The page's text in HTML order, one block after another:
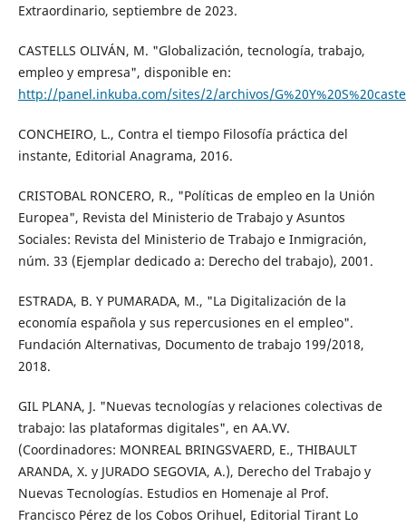
Extraordinario, septiembre de 2023.
CASTELLS OLIVÁN, M. "Globalización, tecnología, trabajo,
empleo y empresa", disponible en:
http://panel.inkuba.com/sites/2/archivos/
CONCHEIRO, L., Contra el tiempo Filosofía práctica del
instante, Editorial Anagrama, 2016.
CRISTOBAL RONCERO, R., "Políticas de empleo en la Unión
Europea", Revista del Ministerio de Trabajo y Asuntos
Sociales: Revista del Ministerio de Trabajo e Inmigración,
núm. 33 (Ejemplar dedicado a: Derecho del trabajo), 2001.
ESTRADA, B. Y PUMARADA, M., "La Digitalización de la
economía española y sus repercusiones en el empleo".
Fundación Alternativas, Documento de trabajo 199/2018,
2018.
GIL PLANA, J. "Nuevas tecnologías y relaciones colectivas de
trabajo: las plataformas digitales", en AA.VV.
(Coordinadores: MONREAL BRINGSVAERD, E., THIBAULT
ARANDA, X. y JURADO SEGOVIA, A.), Derecho del Trabajo y
Nuevas Tecnologías. Estudios en Homenaje al Prof.
Francisco Pérez de los Cobos Orihuel, Editorial Tirant Lo